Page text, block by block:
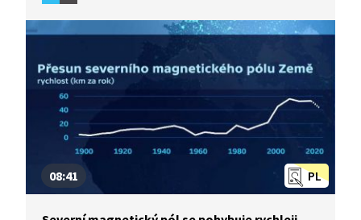
se zde nacházejí a na nichž vznikají zemětřesení
v oblasti Jávy a přilehlých ostrovů. Host Studia
ČT24, seismolog a spoluautor studie Aleš Špičák,
nám problematiku zemětřesení v této oblasti
Indonésie přiblíží.
PL
08:41